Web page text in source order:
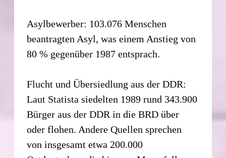
Asylbewerber: 103.076 Menschen
beantragten Asyl, was einem Anstieg von
80 % gegenüber 1987 entsprach.
Flucht und Übersiedlung aus der DDR:
Laut Statista siedelten 1989 rund 343.900
Bürger aus der DDR in die BRD über
oder flohen. Andere Quellen sprechen
von insgesamt etwa 200.000